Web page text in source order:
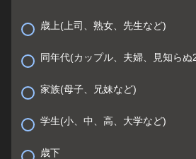
歳上(上司、熟女、先生など)
同年代(カップル、夫婦、見知らぬ
家族(母子、兄妹など)
学生(小、中、高、大学など)
歳下